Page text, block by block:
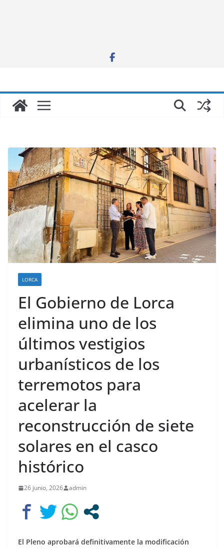
LORCA
El Gobierno de Lorca
elimina uno de los
últimos vestigios
urbanísticos de los
terremotos para
acelerar la
reconstrucción de siete
solares en el casco
histórico
26 junio, 2026 admin
El Pleno aprobará definitivamente la modificación